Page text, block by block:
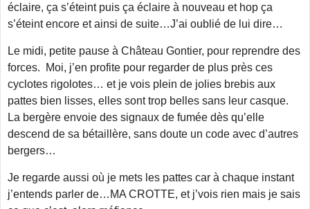
éclaire, ça s’éteint puis ça éclaire à nouveau et hop ça
s’éteint encore et ainsi de suite…J’ai oublié de lui dire…
Le midi, petite pause à Château Gontier, pour reprendre des
forces. Moi, j’en profite pour regarder de plus près ces
cyclotes rigolotes… et je vois plein de jolies brebis aux
pattes bien lisses, elles sont trop belles sans leur casque.
La bergère envoie des signaux de fumée dès qu’elle
descend de sa bétaillère, sans doute un code avec d’autres
bergers…
Je regarde aussi où je mets les pattes car à chaque instant
j’entends parler de…MA CROTTE, et j’vois rien mais je sais